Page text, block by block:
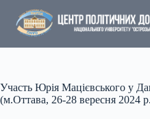
вмісту
Участь Юрія Мацієвського у
(м.Оттава, 26-28 вересня 2024